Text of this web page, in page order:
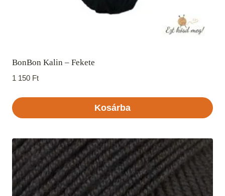
BonBon Kalin – Fekete
1 150 Ft
Kosárba